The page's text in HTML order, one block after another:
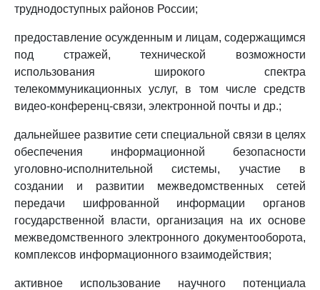
труднодоступных районов России;
предоставление осужденным и лицам, содержащимся
под стражей, технической возможности
использования широкого спектра
телекоммуникационных услуг, в том числе средств
видео-конференц-связи, электронной почты и др.;
дальнейшее развитие сети специальной связи в целях
обеспечения информационной безопасности
уголовно-исполнительной системы, участие в
создании и развитии межведомственных сетей
передачи шифрованной информации органов
государственной власти, организация на их основе
межведомственного электронного документооборота,
комплексов информационного взаимодействия;
активное использование научного потенциала